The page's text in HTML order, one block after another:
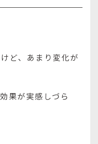
ど、あまり変化が
果が実感しづら